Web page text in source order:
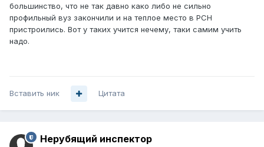
большинство, что не так давно како либо не сильно
профильный вуз закончили и на теплое место в РСН
пристроились. Вот у таких учится нечему, таки самим учить
надо.
Вставить ник Цитата
Нерубящий инспектор